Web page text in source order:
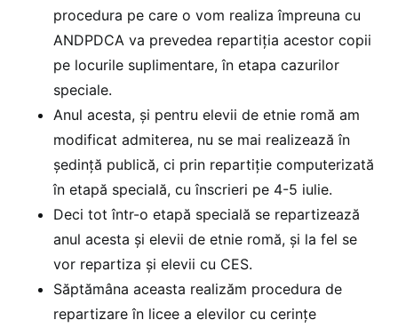
procedura pe care o vom realiza împreuna cu
ANDPDCA va prevedea repartiția acestor copii
pe locurile suplimentare, în etapa cazurilor
speciale.
Anul acesta, și pentru elevii de etnie romă am
modificat admiterea, nu se mai realizează în
ședință publică, ci prin repartiție computerizată
în etapă specială, cu înscrieri pe 4-5 iulie.
Deci tot într-o etapă specială se repartizează
anul acesta și elevii de etnie romă, și la fel se
vor repartiza și elevii cu CES.
Săptămâna aceasta realizăm procedura de
repartizare în licee a elevilor cu cerințe